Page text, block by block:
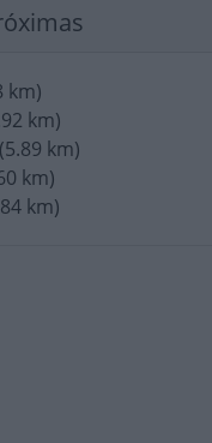
km)
km)
(5.89 km)
km)
km)